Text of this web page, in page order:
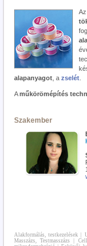
alapanyagot , a zselét
Aműkörömépítés
Szakember
Alakformálás, testkezelések
Masszázs, Testmasszázs